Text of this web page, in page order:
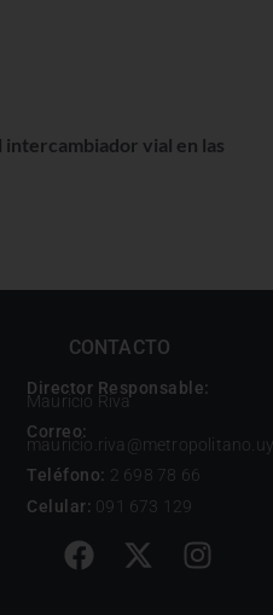
vial en las
CONTACTO
Director Responsable:
Mauricio Riva
Correo:
mauricio.riva@metropolitano.uy
Teléfono: 2 698 78 66
Celular: 091 673 129